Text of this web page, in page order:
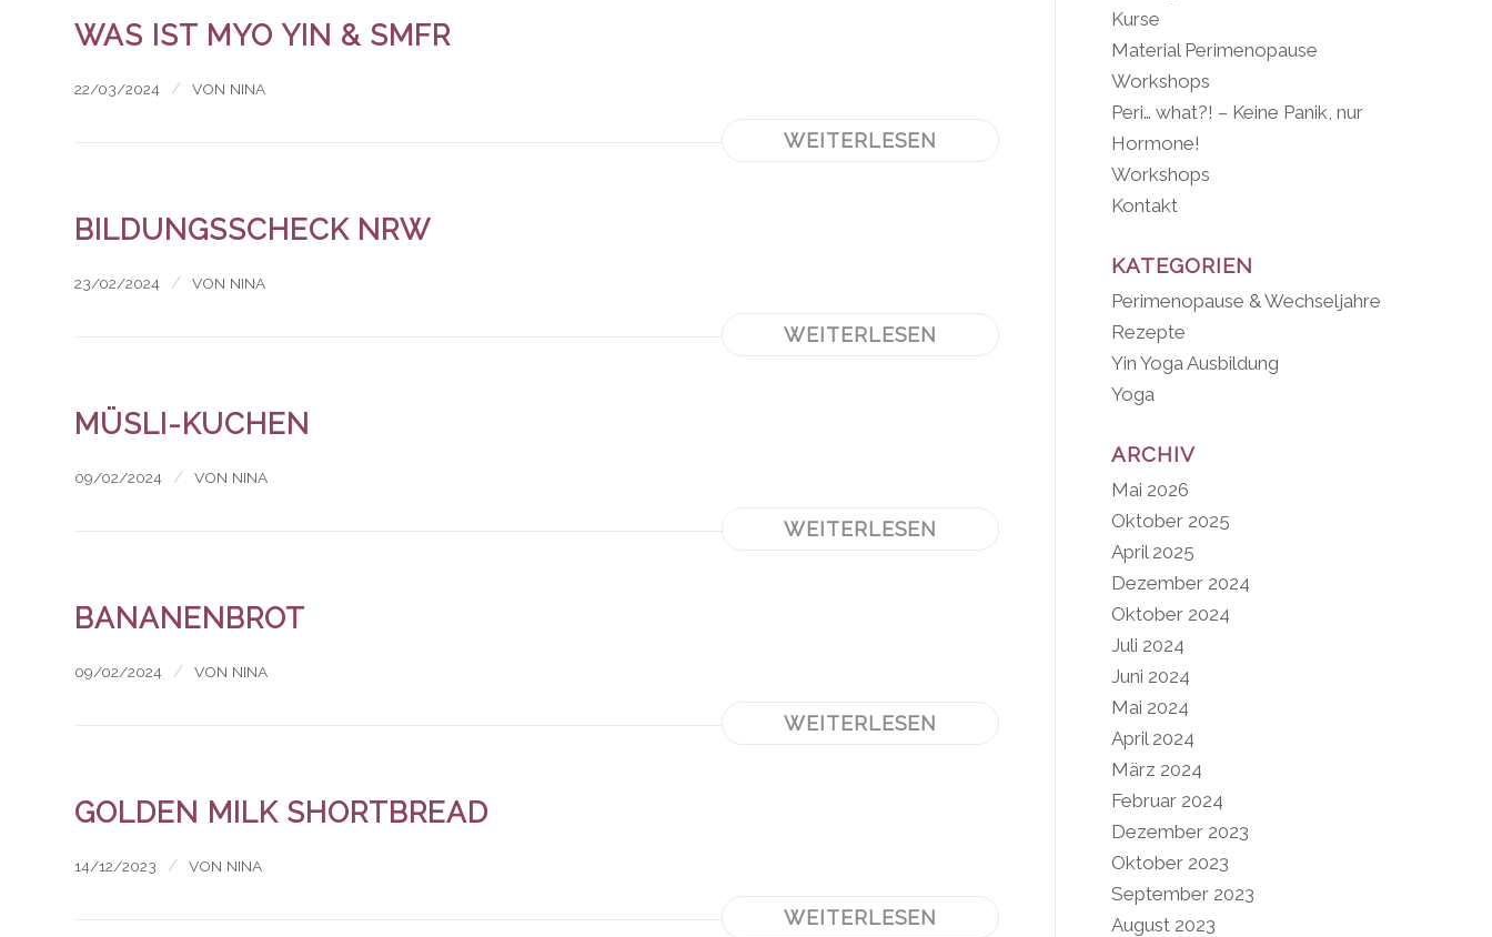
WAS IST MYO YIN & SMFR
22/03/2024 / VON NINA
WEITERLESEN
BILDUNGSSCHECK NRW
23/02/2024 / VON NINA
WEITERLESEN
MÜSLI-KUCHEN
09/02/2024 / VON NINA
WEITERLESEN
BANANENBROT
09/02/2024 / VON NINA
WEITERLESEN
GOLDEN MILK SHORTBREAD
14/12/2023 / VON NINA
WEITERLESEN
Kurse
Material Perimenopause
Workshops
Peri… what?! – Keine Panik, nur
Hormone!
Workshops
Kontakt
KATEGORIEN
Perimenopause & Wechseljahre
Rezepte
Yin Yoga Ausbildung
Yoga
ARCHIV
Mai 2026
Oktober 2025
April 2025
Dezember 2024
Oktober 2024
Juli 2024
Juni 2024
Mai 2024
April 2024
März 2024
Februar 2024
Dezember 2023
Oktober 2023
September 2023
August 2023